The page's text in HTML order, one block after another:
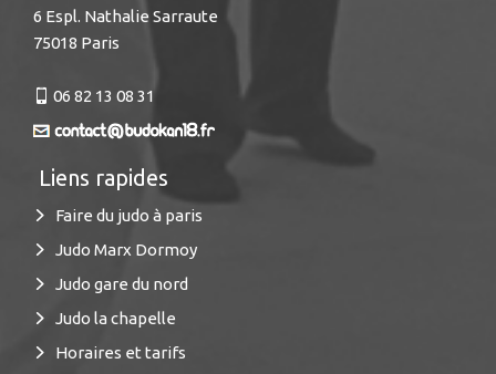
6 Espl. Nathalie Sarraute
75018 Paris
06 82 13 08 31
Liens rapides
Faire du judo à paris
Judo Marx Dormoy
Judo gare du nord
Judo la chapelle
Horaires et tarifs